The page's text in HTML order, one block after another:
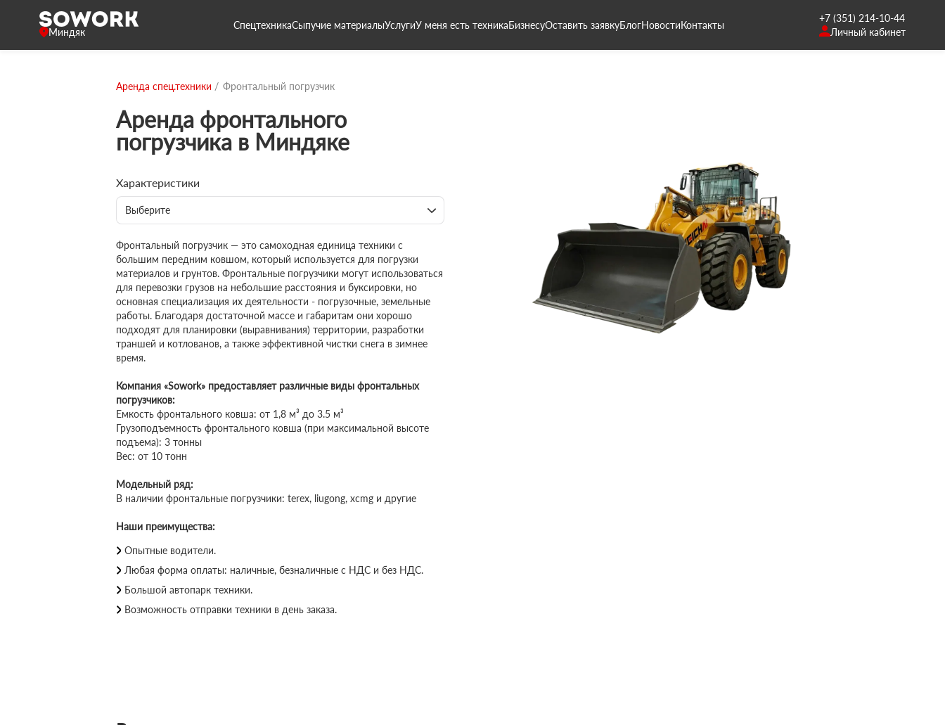
Миндяк
СпецтехникаСыпучие материалыУслугиУ меня есть техникаБизнесуОставить заявкуБлогНовостиКонтакты
+7 (351) 214-10-44
Личный кабинет
Аренда спец.техники Фронтальный погрузчик
Аренда фронтального
погрузчика в Миндяке
Характеристики
Выберите
Фронтальный погрузчик — это самоходная единица техники с
большим передним ковшом, который используется для погрузки
материалов и грунтов. Фронтальные погрузчики могут использоваться
для перевозки грузов на небольшие расстояния и буксировки, но
основная специализация их деятельности - погрузочные, земельные
работы. Благодаря достаточной массе и габаритам они хорошо
подходят для планировки (выравнивания) территории, разработки
траншей и котлованов, а также эффективной чистки снега в зимнее
время.
Компания «Sowork» предоставляет различные виды фронтальных
погрузчиков:
Емкость фронтального ковша: от 1,8 м³ до 3.5 м³
Грузоподъемность фронтального ковша (при максимальной высоте
подъема): 3 тонны
Вес: от 10 тонн
Модельный ряд:
В наличии фронтальные погрузчики: terex, liugong, xcmg и другие
Наши преимущества:
Опытные водители.
Любая форма оплаты: наличные, безналичные с НДС и без НДС.
Большой автопарк техники.
Возможность отправки техники в день заказа.